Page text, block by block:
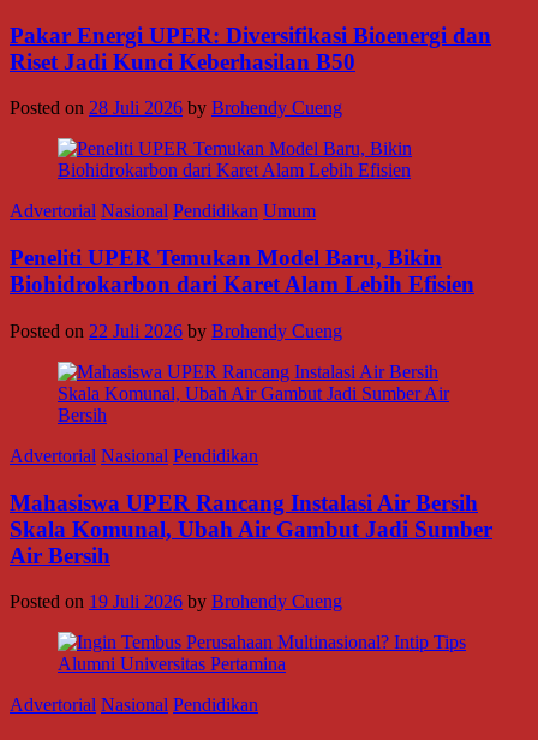
Pakar Energi UPER: Diversifikasi Bioenergi dan
Riset Jadi Kunci Keberhasilan B50
Posted on 28 Juli 2026 by Brohendy Cueng
Advertorial Nasional Pendidikan Umum
Peneliti UPER Temukan Model Baru, Bikin
Biohidrokarbon dari Karet Alam Lebih Efisien
Posted on 22 Juli 2026 by Brohendy Cueng
Advertorial Nasional Pendidikan
Mahasiswa UPER Rancang Instalasi Air Bersih
Skala Komunal, Ubah Air Gambut Jadi Sumber
Air Bersih
Posted on 19 Juli 2026 by Brohendy Cueng
Advertorial Nasional Pendidikan